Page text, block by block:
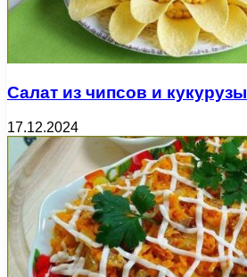
Салат из чипсов и кукурузы
17.12.2024